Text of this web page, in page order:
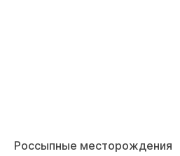
Россыпные месторождения